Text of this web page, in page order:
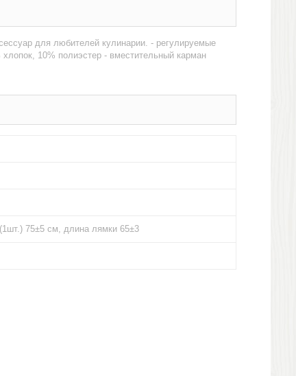
для любителей кулинарии. - регулируемые
10% полиэстер - вместительный карман
75±5 см, длина лямки 65±3